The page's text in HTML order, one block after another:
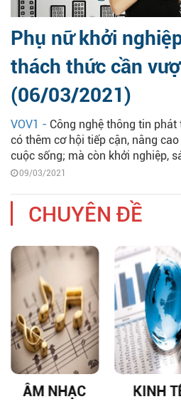
Phụ nữ khởi
thách thức cần
(06/03/2021)
VOV1 - Công nghệ thông tin
có thêm cơ hội tiếp cận, nâng
cuộc sống; mà còn khởi nghiệp,
09/03/2021
CHUYÊN ĐỀ
ÂM NHẠC KINH